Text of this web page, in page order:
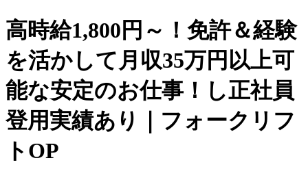
高時給1,800円～！免許＆経験
を活かして月収35万円以上可
能な安定のお仕事！し正社員
登用実績あり｜フォークリフ
トOP